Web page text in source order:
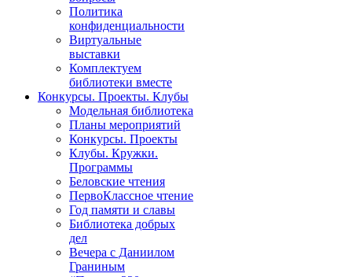
Политика
конфиденциальности
Виртуальные
выставки
Комплектуем
библиотеки вместе
Конкурсы. Проекты. Клубы
Модельная библиотека
Планы мероприятий
Конкурсы. Проекты
Клубы. Кружки.
Программы
Беловские чтения
ПервоКлассное чтение
Год памяти и славы
Библиотека добрых
дел
Вечера с Даниилом
Граниным